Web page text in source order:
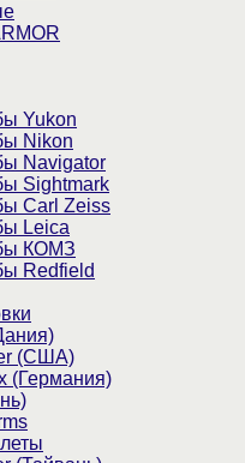
Yukon
Nikon
Navigator
Sightmark
Carl Zeiss
Leica
КОМЗ
Redfield
(США)
(Германия)